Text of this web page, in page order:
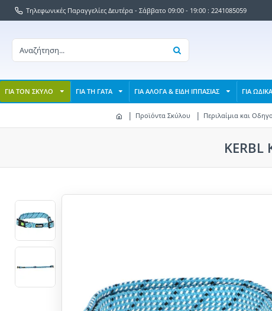
Τηλεφωνικές Παραγγελίες Δευτέρα - Σάββατο 09:00 - 19:00 : 2241085059
ΓΙΑ ΤΟΝ ΣΚΥΛΟ ΓΙΑ ΤΗ ΓΑΤΑ ΓΙΑ ΑΛΟΓΑ & ΕΙΔΗ ΙΠΠΑΣΙΑΣ ΓΙΑ
Προϊόντα Σκύλου Περιλαίμια και